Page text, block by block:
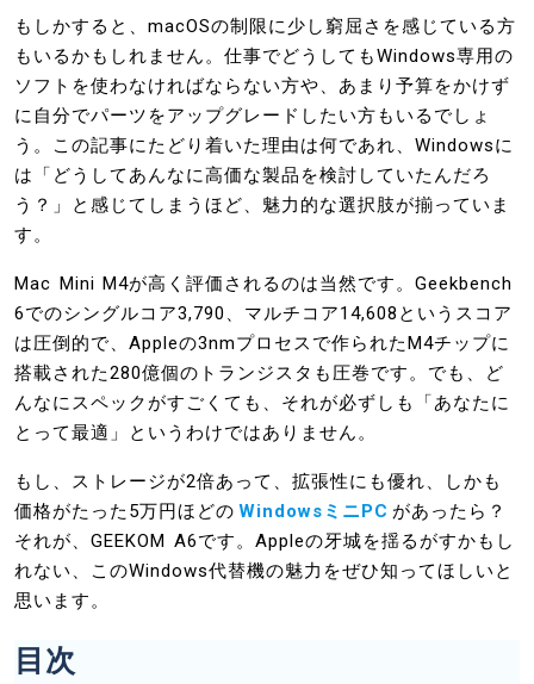
もしかすると、macOSの制限に少し窮屈さを感じている方
もいるかもしれません。仕事でどうしてもWindows専用の
ソフトを使わなければならない方や、あまり予算をかけず
に自分でパーツをアップグレードしたい方もいるでしょ
う。この記事にたどり着いた理由は何であれ、Windowsに
は「どうしてあんなに高価な製品を検討していたんだろ
う？」と感じてしまうほど、魅力的な選択肢が揃っていま
す。
Mac Mini M4が高く評価されるのは当然です。Geekbench
6でのシングルコア3,790、マルチコア14,608というスコア
は圧倒的で、Appleの3nmプロセスで作られたM4チップに
搭載された280億個のトランジスタも圧巻です。でも、ど
んなにスペックがすごくても、それが必ずしも「あなたに
とって最適」というわけではありません。
もし、ストレージが2倍あって、拡張性にも優れ、しかも
価格がたった5万円ほどの WindowsミニPC があったら？
それが、GEEKOM A6です。Appleの牙城を揺るがすかもし
れない、このWindows代替機の魅力をぜひ知ってほしいと
思います。
目次